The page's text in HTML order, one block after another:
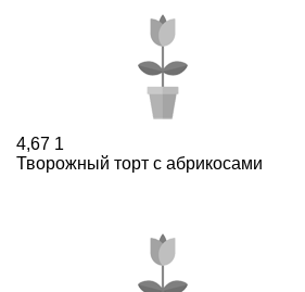
4,67 1
Творожный торт с абрикосами